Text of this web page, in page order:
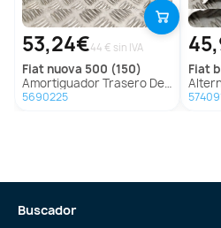
53,24€44 € sin IVA
fiat nuova 500 (150)
Amortiguador Trasero Derecho para Fiat Nuova 500 (150)
5690225
fiat
Buscador